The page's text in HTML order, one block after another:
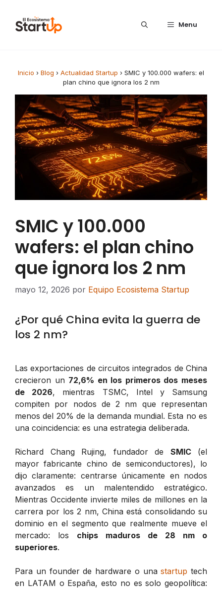
Menu
Inicio › Blog › Actualidad Startup › SMIC y 100.000 wafers: el
plan chino que ignora los 2 nm
SMIC y 100.000
wafers: el plan chino
que ignora los 2 nm
mayo 12, 2026 por Equipo Ecosistema Startup
¿Por qué China evita la guerra de
los 2 nm?
Las exportaciones de circuitos integrados de China
crecieron un 72,6% en los primeros dos meses
de 2026, mientras TSMC, Intel y Samsung
compiten por nodos de 2 nm que representan
menos del 20% de la demanda mundial. Esta no es
una coincidencia: es una estrategia deliberada.
Richard Chang Rujing, fundador de SMIC(el
mayor fabricante chino de semiconductores), lo
dijo claramente: centrarse únicamente en nodos
avanzados es un malentendido estratégico.
Mientras Occidente invierte miles de millones en la
carrera por los 2 nm, China está consolidando su
dominio en el segmento que realmente mueve el
mercado: los chips maduros de 28 nm o
superiores.
Para un founder de hardware o unastartup tech
en LATAM o España, esto no es solo geopolítica: